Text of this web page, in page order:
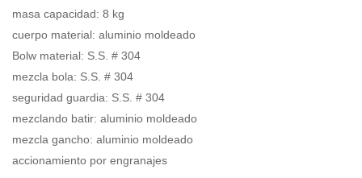
masa capacidad: 8 kg
cuerpo material: aluminio moldeado
Bolw material: S.S. # 304
mezcla bola: S.S. # 304
seguridad guardia: S.S. # 304
mezclando batir: aluminio moldeado
mezcla gancho: aluminio moldeado
accionamiento por engranajes